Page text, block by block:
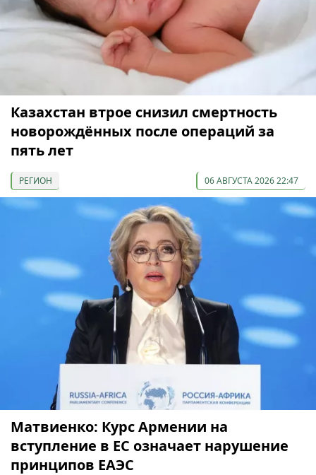
Казахстан втрое снизил смертность
новорождённых после операций за
пять лет
РЕГИОН 06 АВГУСТА 2026 22:47
Матвиенко: Курс Армении на
вступление в ЕС означает нарушение
принципов ЕАЭС